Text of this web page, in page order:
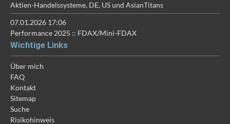
Aktien-Handelssysteme, DE, US und AsianTitans
07.01.2026 17:06
Performance 2025 :: FDAX/Mini-FDAX
Wichtige Links
Über mich
FAQ
Kontakt
Sitemap
Suche
Risikohinweis